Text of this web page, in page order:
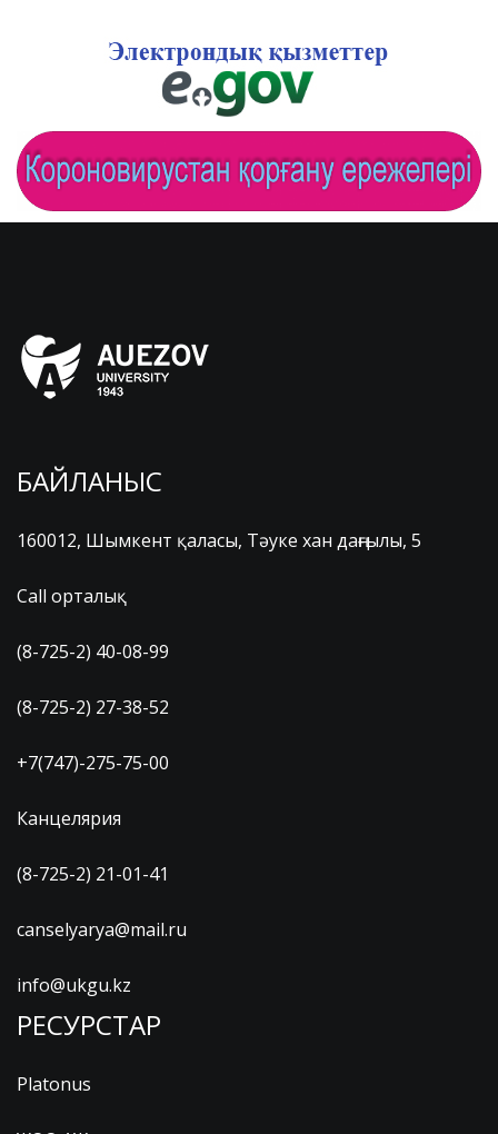
БАЙЛАНЫС
160012, Шымкент қаласы, Тәуке хан даңғылы, 5
Call орталық
(8-725-2) 40-08-99
(8-725-2) 27-38-52
+7(747)-275-75-00
Канцелярия
(8-725-2) 21-01-41
canselyarya@mail.ru
info@ukgu.kz
РЕСУРСТАР
Platonus